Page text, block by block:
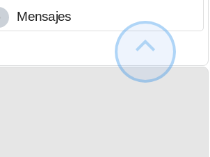
Mensajes